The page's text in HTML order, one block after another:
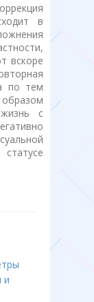
в
вскоре
по тем
с
и